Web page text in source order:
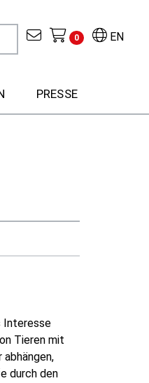
EN
0
PRESSE
Interesse
Tieren mit
durch den